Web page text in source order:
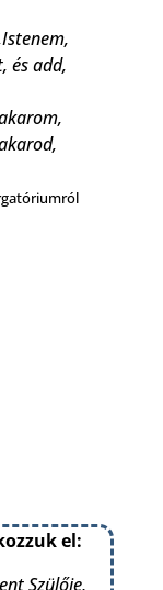
és add,
el:
Szülője,